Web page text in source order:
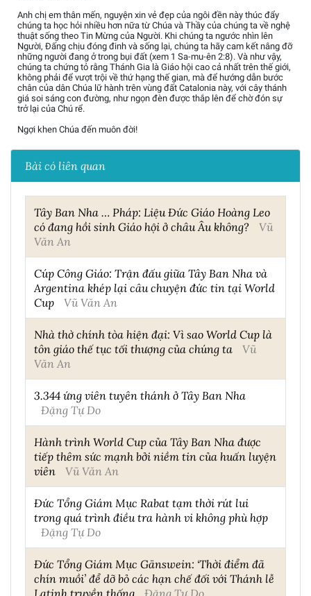
Anh chị em thân mến, nguyện xin vẻ đẹp của ngôi đền này thúc đẩy
chúng ta học hỏi nhiều hơn nữa từ Chúa và Thầy của chúng ta về nghệ
thuật sống theo Tin Mừng của Người. Khi chúng ta ngước nhìn lên
Người, Đấng chịu đóng đinh và sống lại, chúng ta hãy cam kết nâng đỡ
những người đang ở trong bụi đất (xem 1 Sa-mu-ên 2:8). Và như vậy,
chúng ta chứng tỏ rằng Thánh Gia là Giáo hội cao cả nhất trên thế giới,
không phải để vượt trội về thứ hạng thế gian, mà để hướng dẫn bước
chân của dân Chúa lữ hành trên vùng đất Catalonia này, với cây thánh
giá soi sáng con đường, như ngọn đèn được thắp lên để chờ đón sự
trở lại của Chú rể.
Ngợi khen Chúa đến muôn đời!
Bài có liên quan
Tây Ban Nha … Pháp: Liệu Đức Giáo Hoàng Leo
có đang hồi sinh Giáo hội ở châu Âu không?
Vũ
Văn An
Cúp Công Giáo: Trận đấu giữa Tây Ban Nha và
Argentina khép lại câu chuyện đức tin tại World
Cup
Vũ Văn An
Nhà thờ chính tòa hiện đại: Vì sao World Cup là
tôn giáo thế tục tối thượng của chúng ta
Vũ
Văn An
3.344 ứng viên tuyên thánh ở Tây Ban Nha
Đặng Tự Do
Hành trình World Cup của Tây Ban Nha được
tiếp thêm sức mạnh bởi niềm tin của huấn luyện
viên
Vũ Văn An
Đức Tổng Giám Mục Rabat tạm thời rút lui
trong quá trình điều tra hành vi không phù hợp
Đặng Tự Do
Đức Tổng Giám Mục Gänswein: ‘Thời điểm đã
chín muồi’ để dỡ bỏ các hạn chế đối với Thánh lễ
Latinh truyền thống
Đặng Tự Do